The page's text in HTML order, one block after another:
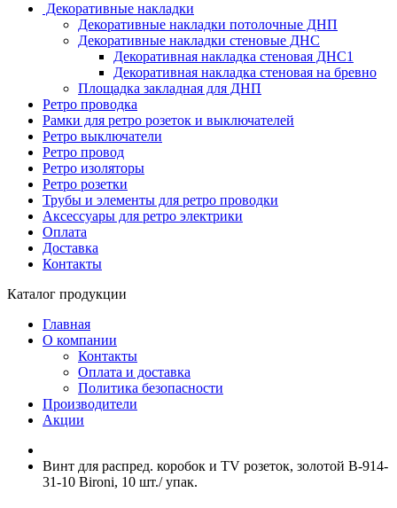
Декоративные накладки
Декоративные накладки потолочные ДНП
Декоративные накладки стеновые ДНС
Декоративная накладка стеновая ДНС1
Декоративная накладка стеновая на бревно
Площадка закладная для ДНП
Ретро проводка
Рамки для ретро розеток и выключателей
Ретро выключатели
Ретро провод
Ретро изоляторы
Ретро розетки
Трубы и элементы для ретро проводки
Аксессуары для ретро электрики
Оплата
Доставка
Контакты
Каталог продукции
Главная
О компании
Контакты
Оплата и доставка
Политика безопасности
Производители
Акции
Винт для распред. коробок и TV розеток, золотой B-914-
31-10 Bironi, 10 шт./ упак.